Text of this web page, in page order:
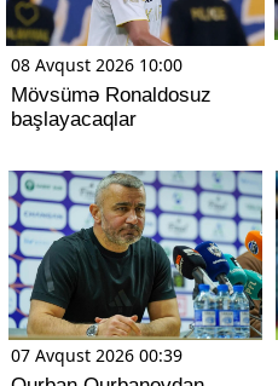
08 Avqust 2026 10:00
Mövsümə Ronaldosuz
başlayacaqlar
07 Avqust 2026 00:39